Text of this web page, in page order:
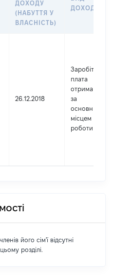
ДОХОДУ
(НАБУТТЯ У
ВЛАСНІСТЬ)
ДОХОДУ
26.12.2018
Заробітна
плата
отримана
за
основним
місцем
роботи
його сім'ї відсутні
розділі.